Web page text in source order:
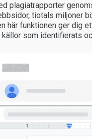
plagiatrapporter
tiotals miljoner
här funktionen ger dig
som identifierats